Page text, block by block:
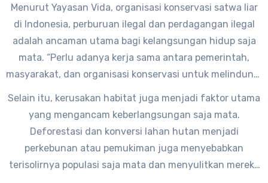
Menurut Yayasan Vida, organisasi konservasi satwa liar
di Indonesia, perburuan ilegal dan perdagangan ilegal
adalah ancaman utama bagi kelangsungan hidup saja
mata. “Perlu adanya kerja sama antara pemerintah,
masyarakat, dan organisasi konservasi untuk melindungi
Yayasan Vida.
Selain itu, kerusakan habitat juga menjadi faktor utama
yang mengancam keberlangsungan saja mata.
Deforestasi dan konversi lahan hutan menjadi
perkebunan atau pemukiman juga menyebabkan
terisolirnya populasi saja mata dan menyulitkan mereka